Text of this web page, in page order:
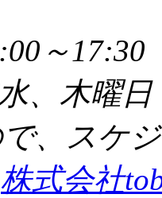
～
、木曜
、スケ
株式会社